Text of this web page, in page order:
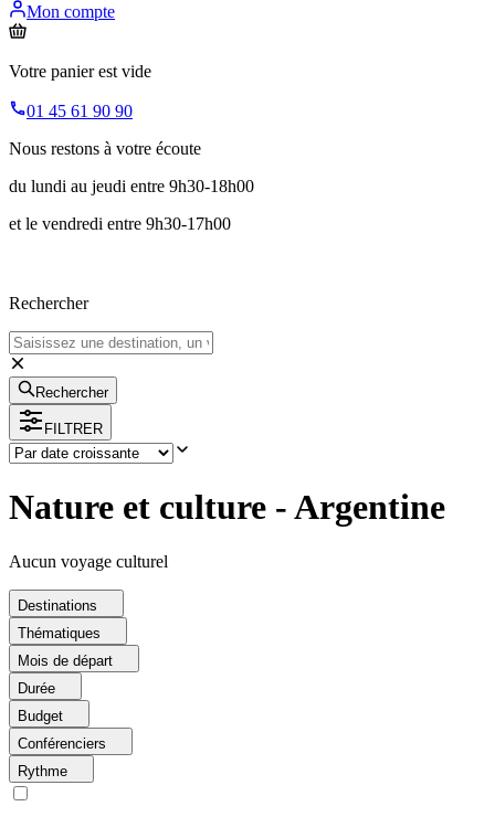
Mon compte
Votre panier est vide
01 45 61 90 90
Nous restons à votre écoute
du lundi au jeudi entre 9h30-18h00
et le vendredi entre 9h30-17h00
Rechercher
Rechercher
FILTRER
Nature et culture - Argentine
Aucun voyage culturel
Destinations
Thématiques
Mois de départ
Durée
Budget
Conférenciers
Rythme